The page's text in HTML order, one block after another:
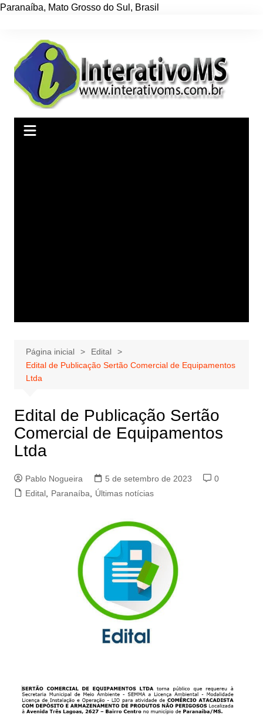
Paranaíba, Mato Grosso do Sul , Brasil
conteúdo
Página inicial
Edital
Edital de Publicação Sertão Comercial de Equipamentos
Ltda
Edital de Publicação Sertão
Comercial de Equipamentos
Ltda
Pablo Nogueira 5 de setembro de 2023
0
Edital, Paranaíba Últimas notícias